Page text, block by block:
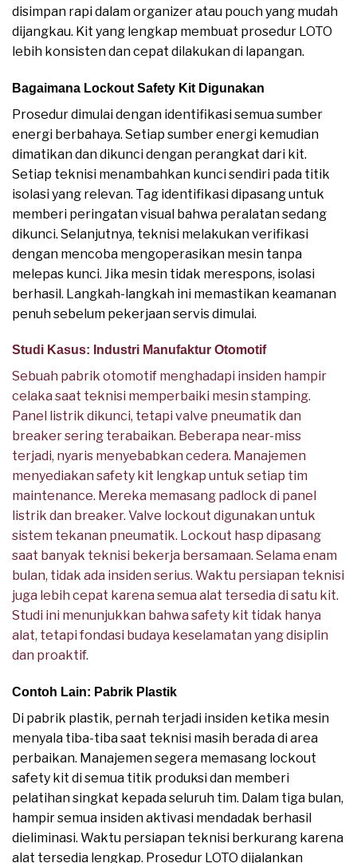
disimpan rapi dalam organizer atau pouch yang mudah
dijangkau. Kit yang lengkap membuat prosedur LOTO
lebih konsisten dan cepat dilakukan di lapangan.
Bagaimana Lockout Safety Kit Digunakan
Prosedur dimulai dengan identifikasi semua sumber
energi berbahaya. Setiap sumber energi kemudian
dimatikan dan dikunci dengan perangkat dari kit.
Setiap teknisi menambahkan kunci sendiri pada titik
isolasi yang relevan. Tag identifikasi dipasang untuk
memberi peringatan visual bahwa peralatan sedang
dikunci. Selanjutnya, teknisi melakukan verifikasi
dengan mencoba mengoperasikan mesin tanpa
melepas kunci. Jika mesin tidak merespons, isolasi
berhasil. Langkah-langkah ini memastikan keamanan
penuh sebelum pekerjaan servis dimulai.
Studi Kasus: Industri Manufaktur Otomotif
Sebuah pabrik otomotif menghadapi insiden hampir
celaka saat teknisi memperbaiki mesin stamping.
Panel listrik dikunci, tetapi valve pneumatik dan
breaker sering terabaikan. Beberapa near-miss
terjadi, nyaris menyebabkan cedera. Manajemen
menyediakan safety kit lengkap untuk setiap tim
maintenance. Mereka memasang padlock di panel
listrik dan breaker. Valve lockout digunakan untuk
sistem tekanan pneumatik. Lockout hasp dipasang
saat banyak teknisi bekerja bersamaan. Selama enam
bulan, tidak ada insiden serius. Waktu persiapan teknisi
juga lebih cepat karena semua alat tersedia di satu kit.
Studi ini menunjukkan bahwa safety kit tidak hanya
alat, tetapi fondasi budaya keselamatan yang disiplin
dan proaktif.
Contoh Lain: Pabrik Plastik
Di pabrik plastik, pernah terjadi insiden ketika mesin
menyala tiba-tiba saat teknisi masih berada di area
perbaikan. Manajemen segera memasang lockout
safety kit di semua titik produksi dan memberi
pelatihan singkat kepada seluruh tim. Dalam tiga bulan,
hampir semua insiden aktivasi mendadak berhasil
dieliminasi. Waktu persiapan teknisi berkurang karena
alat tersedia lengkap. Prosedur LOTO dijalankan